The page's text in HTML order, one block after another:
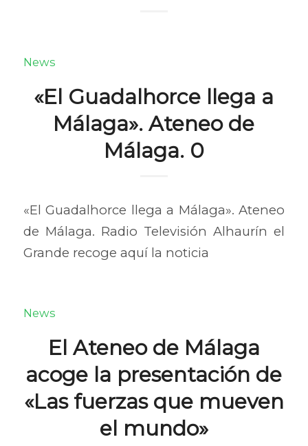
News
«El Guadalhorce llega a
Málaga». Ateneo de
Málaga. 0
«El Guadalhorce llega a Málaga». Ateneo
de Málaga. Radio Televisión Alhaurín el
Grande recoge aquí la noticia
News
El Ateneo de Málaga
acoge la presentación de
«Las fuerzas que mueven
el mundo»